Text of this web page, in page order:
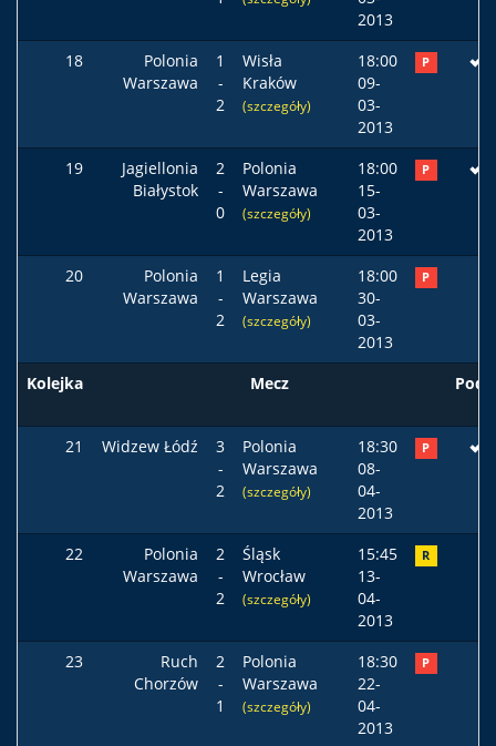
2013
18
Polonia
Warszawa
1
-
2
Wisła
Kraków
(szczegóły)
18:00
09-
03-
2013
P
19
Jagiellonia
Białystok
2
-
0
Polonia
Warszawa
(szczegóły)
18:00
15-
03-
2013
P
20
Polonia
Warszawa
1
-
2
Legia
Warszawa
(szczegóły)
18:00
30-
03-
2013
P
Kolejka Mecz
21 Widzew Łódź
3
-
2
Polonia
Warszawa
(szczegóły)
18:30
08-
04-
2013
P
22
Polonia
Warszawa
2
-
2
Śląsk
Wrocław
(szczegóły)
15:45
13-
04-
2013
R
23
Ruch
Chorzów
2
-
1
Polonia
Warszawa
(szczegóły)
18:30
22-
04-
2013
P